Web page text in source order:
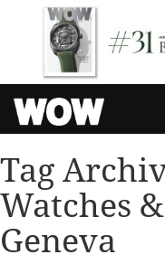
Tag
Watches
Geneva